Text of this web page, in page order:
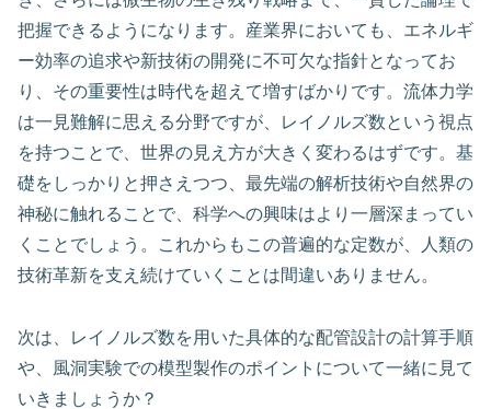
把握できるようになります。産業界においても、エネルギ
ー効率の追求や新技術の開発に不可欠な指針となってお
り、その重要性は時代を超えて増すばかりです。流体力学
は一見難解に思える分野ですが、レイノルズ数という視点
を持つことで、世界の見え方が大きく変わるはずです。基
礎をしっかりと押さえつつ、最先端の解析技術や自然界の
神秘に触れることで、科学への興味はより一層深まってい
くことでしょう。これからもこの普遍的な定数が、人類の
技術革新を支え続けていくことは間違いありません。
次は、レイノルズ数を用いた具体的な配管設計の計算手順
や、風洞実験での模型製作のポイントについて一緒に見て
いきましょうか？